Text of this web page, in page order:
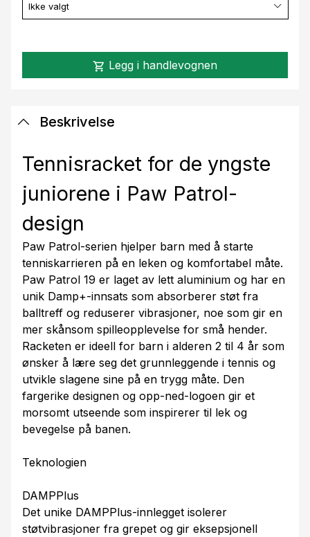
Ikke valgt
shopping_cart Legg i handlevognen
Beskrivelse
Tennisracket for de yngste
juniorene i Paw Patrol-
design
Paw Patrol-serien hjelper barn med å starte
tenniskarrieren på en leken og komfortabel måte.
Paw Patrol 19 er laget av lett aluminium og har en
unik Damp+-innsats som absorberer støt fra
balltreff og reduserer vibrasjoner, noe som gir en
mer skånsom spilleopplevelse for små hender.
Racketen er ideell for barn i alderen 2 til 4 år som
ønsker å lære seg det grunnleggende i tennis og
utvikle slagene sine på en trygg måte. Den
fargerike designen og opp-ned-logoen gir et
morsomt utseende som inspirerer til lek og
bevegelse på banen.
Teknologien
DAMPPlus
Det unike DAMPPlus-innlegget isolerer
støtvibrasjoner fra grepet og gir eksepsjonell